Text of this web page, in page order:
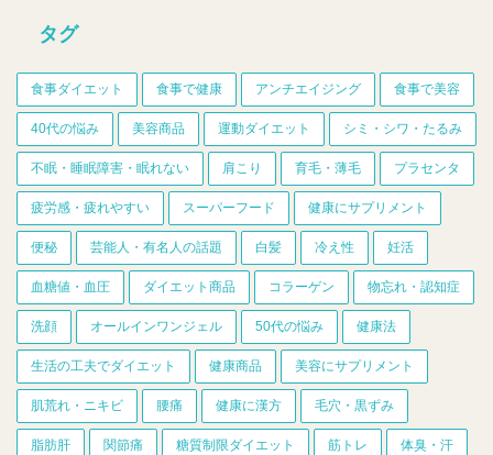
タグ
食事ダイエット 食事で健康 アンチエイジング 食事で美容
40代の悩み 美容商品 運動ダイエット シミ・シワ・たるみ
不眠・睡眠障害・眠れない 肩こり 育毛・薄毛 プラセンタ
疲労感・疲れやすい スーパーフード 健康にサプリメント
便秘 芸能人・有名人の話題 白髪 冷え性 妊活
血糖値・血圧 ダイエット商品 コラーゲン 物忘れ・認知症
洗顔 オールインワンジェル 50代の悩み 健康法
生活の工夫でダイエット 健康商品 美容にサプリメント
肌荒れ・ニキビ 腰痛 健康に漢方 毛穴・黒ずみ
脂肪肝 関節痛 糖質制限ダイエット 筋トレ 体臭・汗